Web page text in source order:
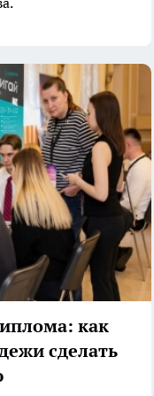
как
сделать